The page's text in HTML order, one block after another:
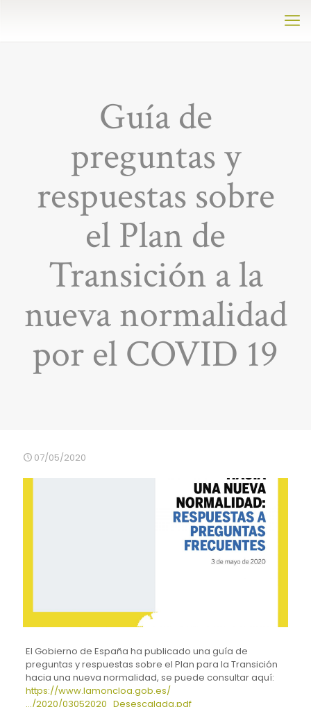
Guía de
preguntas y
respuestas sobre
el Plan de
Transición a la
nueva normalidad
por el COVID 19
07/05/2020
El Gobierno de España ha publicado una guía de
preguntas y respuestas sobre el Plan para la Transición
hacia una nueva normalidad, se puede consultar aquí:
https://www.lamoncloa.gob.es/
…/2020/03052020_Desescalada.pdf